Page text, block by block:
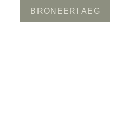
BRONEERI AEG